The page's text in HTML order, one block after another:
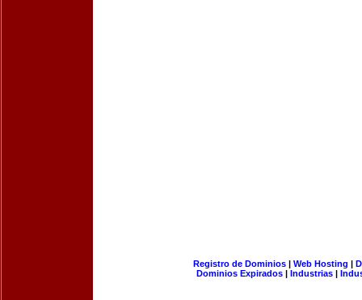
Registro de Dominios| Web Hosting |
Dominios Expirados | Industrias |